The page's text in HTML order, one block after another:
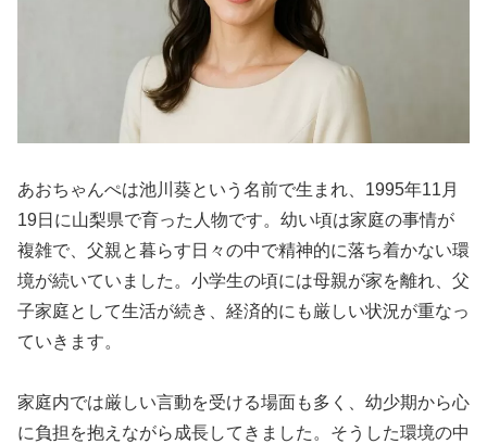
あおちゃんぺは池川葵という名前で生まれ、1995年11月
19日に山梨県で育った人物です。幼い頃は家庭の事情が
複雑で、父親と暮らす日々の中で精神的に落ち着かない環
境が続いていました。小学生の頃には母親が家を離れ、父
子家庭として生活が続き、経済的にも厳しい状況が重なっ
ていきます。
家庭内では厳しい言動を受ける場面も多く、幼少期から心
に負担を抱えながら成長してきました。そうした環境の中